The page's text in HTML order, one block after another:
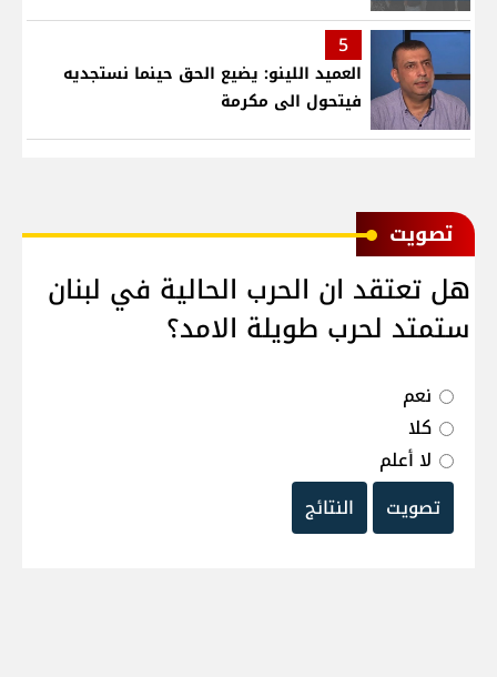
5
العميد اللينو: يضيع الحق حينما نستجديه
فيتحول الى مكرمة
ﺗﺼﻮﻳﺖ
هل تعتقد ان الحرب الحالية في لبنان
ستمتد لحرب طويلة الامد؟
نعم
كلا
لا أعلم
تصويت
النتائج